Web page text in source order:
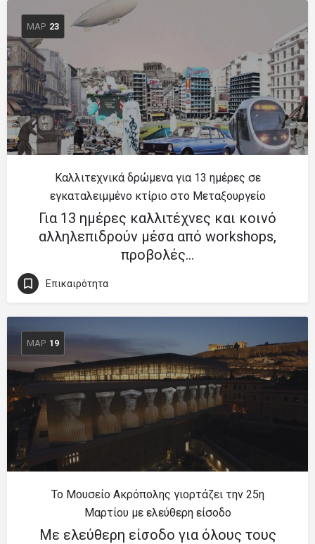
ΜΑΡ 23
Καλλιτεχνικά δρώμενα για 13 ημέρες σε
εγκαταλειμμένο κτίριο στο Μεταξουργείο
Για 13 ημέρες καλλιτέχνες και κοινό
αλληλεπιδρούν μέσα από workshops,
προβολές…
Επικαιρότητα
ΜΑΡ 19
Το Μουσείο Ακρόπολης γιορτάζει την 25η
Μαρτίου με ελεύθερη είσοδο
Με ελεύθερη είσοδο για όλους τους